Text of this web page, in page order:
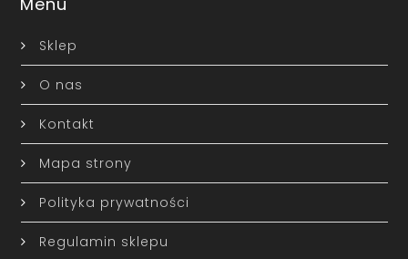
Sklep
O nas
Kontakt
Mapa strony
Polityka prywatności
Regulamin sklepu